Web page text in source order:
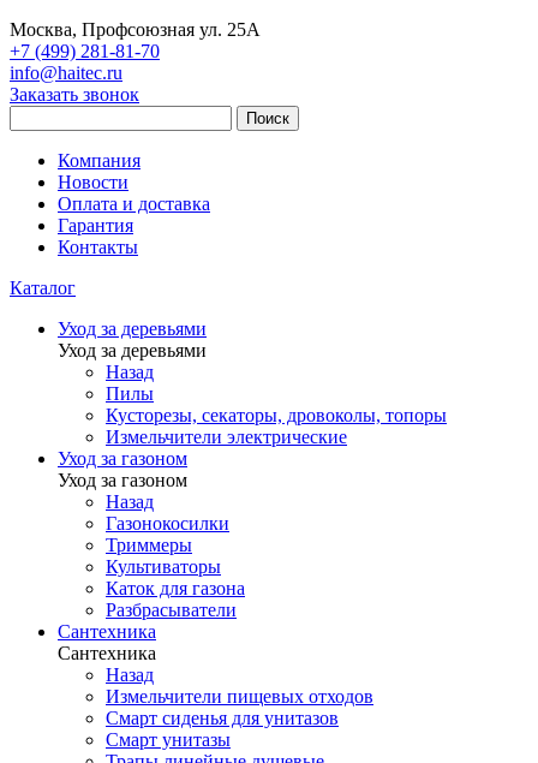
Москва, Профсоюзная ул. 25А
+7 (499) 281-81-70
info@haitec.ru
Заказать звонок
Поиск
Компания
Новости
Оплата и доставка
Гарантия
Контакты
Каталог
Уход за деревьями
Уход за деревьями
Назад
Пилы
Кусторезы, секаторы, дровоколы, топоры
Измельчители электрические
Уход за газоном
Уход за газоном
Назад
Газонокосилки
Триммеры
Культиваторы
Каток для газона
Разбрасыватели
Сантехника
Сантехника
Назад
Измельчители пищевых отходов
Смарт сиденья для унитазов
Смарт унитазы